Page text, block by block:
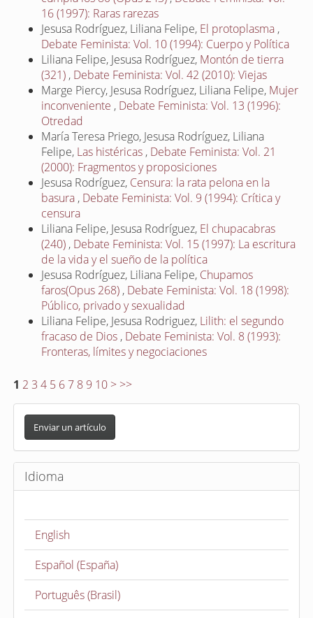
16 (1997): Raras rarezas
Jesusa Rodríguez, Liliana Felipe, El protoplasma ,
Debate Feminista: Vol. 10 (1994): Cuerpo y Política
Liliana Felipe, Jesusa Rodríguez, Montón de tierra
(321) , Debate Feminista: Vol. 42 (2010): Viejas
Marge Piercy, Jesusa Rodríguez, Liliana Felipe, Mujer
inconveniente , Debate Feminista: Vol. 13 (1996):
Otredad
María Teresa Priego, Jesusa Rodríguez, Liliana
Felipe, Las histéricas , Debate Feminista: Vol. 21
(2000): Fragmentos y proposiciones
Jesusa Rodríguez, Censura: la rata pelona en la
basura , Debate Feminista: Vol. 9 (1994): Crítica y
censura
Liliana Felipe, Jesusa Rodríguez, El chupacabras
(240) , Debate Feminista: Vol. 15 (1997): La escritura
de la vida y el sueño de la política
Jesusa Rodríguez, Liliana Felipe, Chupamos
faros(Opus 268) , Debate Feminista: Vol. 18 (1998):
Público, privado y sexualidad
Liliana Felipe, Jesusa Rodriguez, Lilith: el segundo
fracaso de Dios , Debate Feminista: Vol. 8 (1993):
Fronteras, límites y negociaciones
1 2 3 4 5 6 7 8 9 10 > >>
E
v
i
a
Enviar un artículo
Idioma
English
Español (España)
Português (Brasil)